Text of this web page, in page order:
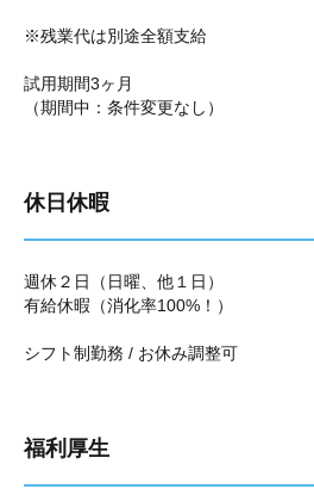
※残業代は別途全額支給
試用期間3ヶ月
（期間中：条件変更なし）
休日休暇
週休２日（日曜、他１日）
有給休暇（消化率100%！）
シフト制勤務 / お休み調整可
福利厚生